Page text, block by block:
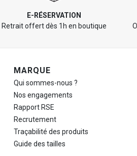
E-RÉSERVATION
Retrait offert dès 1h en boutique
Navigation de pied de page
MARQUE
Qui sommes-nous ?
Nos engagements
Rapport RSE
Recrutement
Traçabilité des produits
Guide des tailles